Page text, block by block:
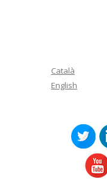
Català
English